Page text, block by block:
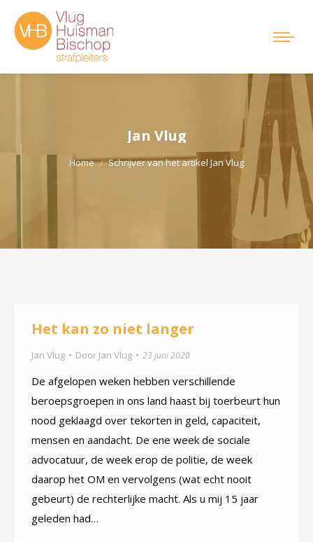
Jan Vlug
Home Schrijver van het artikel Jan Vlug
Het kan zo niet langer
Jan Vlug Door Jan Vlug 23 juni 2020
De afgelopen weken hebben verschillende
beroepsgroepen in ons land haast bij toerbeurt hun
nood geklaagd over tekorten in geld, capaciteit,
mensen en aandacht. De ene week de sociale
advocatuur, de week erop de politie, de week
daarop het OM en vervolgens (wat echt nooit
gebeurt) de rechterlijke macht. Als u mij 15 jaar
geleden had…